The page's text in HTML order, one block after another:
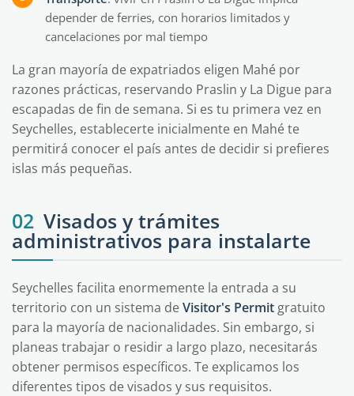
depender de ferries, con horarios limitados y
cancelaciones por mal tiempo
La gran mayoría de expatriados eligen Mahé por
razones prácticas, reservando Praslin y La Digue para
escapadas de fin de semana. Si es tu primera vez en
Seychelles, establecerte inicialmente en Mahé te
permitirá conocer el país antes de decidir si prefieres
islas más pequeñas.
02 Visados y trámites
administrativos para instalarte
Seychelles facilita enormemente la entrada a su
territorio con un sistema deVisitor's Permit gratuito
para la mayoría de nacionalidades. Sin embargo, si
planeas trabajar o residir a largo plazo, necesitarás
obtener permisos específicos. Te explicamos los
diferentes tipos de visados y sus requisitos.